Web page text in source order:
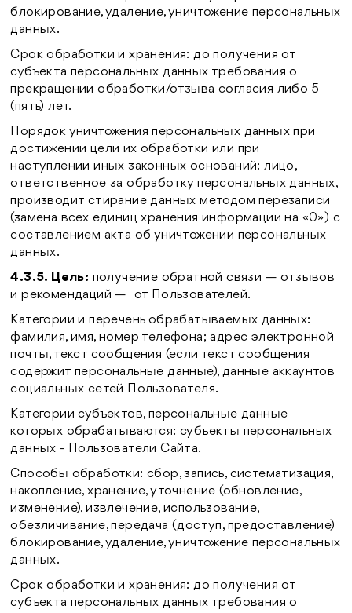
блокирование, удаление, уничтожение персональных
данных.
Срок обработки и хранения: до получения от
субъекта персональных данных требования о
прекращении обработки/отзыва согласия либо 5
(пять) лет.
Порядок уничтожения персональных данных при
достижении цели их обработки или при
наступлении иных законных оснований: лицо,
ответственное за обработку персональных данных,
производит стирание данных методом перезаписи
(замена всех единиц хранения информации на «0») с
составлением акта об уничтожении персональных
данных.
4.3.5. Цель: получение обратной связи — отзывов
и рекомендаций — от Пользователей.
Категории и перечень обрабатываемых данных:
фамилия, имя, номер телефона; адрес электронной
почты, текст сообщения (если текст сообщения
содержит персональные данные), данные аккаунтов
социальных сетей Пользователя.
Категории субъектов, персональные данные
которых обрабатываются: субъекты персональных
данных - Пользователи Сайта.
Способы обработки: сбор, запись, систематизация,
накопление, хранение, уточнение (обновление,
изменение), извлечение, использование,
обезличивание, передача (доступ, предоставление)
блокирование, удаление, уничтожение персональных
данных.
Срок обработки и хранения: до получения от
субъекта персональных данных требования о